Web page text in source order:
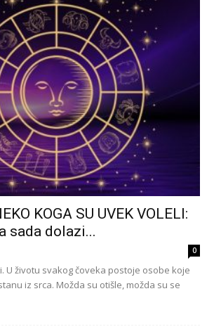
KOGA SU UVEK VOLELI:
sada dolazi...
0
U životu svakog čoveka postoje osobe koje
iz srca. Možda su otišle, možda su se